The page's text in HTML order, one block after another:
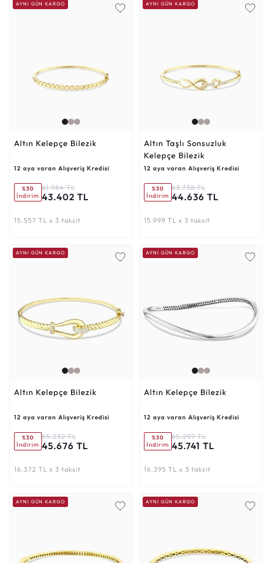
AYNI GÜN KARGO
Altın Kelepçe Bilezik
12 aya varan Alışveriş Kredisi
%30
İndirim
61.984 TL
43.402 TL
15.557 TL x 3 taksit
AYNI GÜN KARGO
Altın Taşlı Sonsuzluk
Kelepçe Bilezik
12 aya varan Alışveriş Kredisi
%30
İndirim
63.738 TL
44.636 TL
15.999 TL x 3 taksit
AYNI GÜN KARGO
Altın Kelepçe Bilezik
12 aya varan Alışveriş Kredisi
%30
İndirim
65.232 TL
45.676 TL
16.372 TL x 3 taksit
AYNI GÜN KARGO
Altın Kelepçe Bilezik
12 aya varan Alışveriş Kredisi
%30
İndirim
65.297 TL
45.741 TL
16.395 TL x 3 taksit
AYNI GÜN KARGO AYNI GÜN KARGO